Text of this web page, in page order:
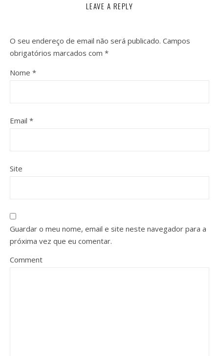
LEAVE A REPLY
O seu endereço de email não será publicado. Campos
obrigatórios marcados com *
Nome *
Email *
Site
Guardar o meu nome, email e site neste navegador para a
próxima vez que eu comentar.
Comment